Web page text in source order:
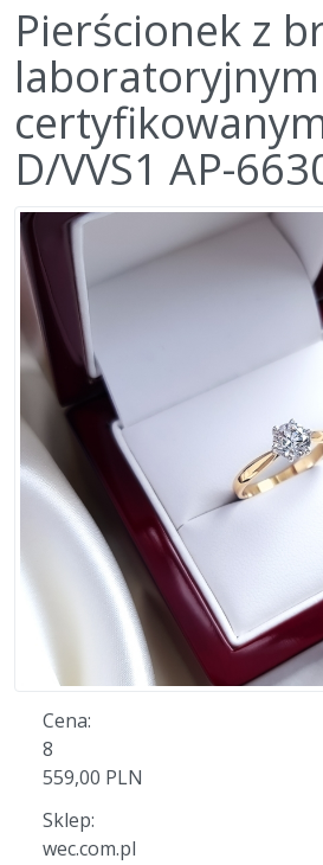
Pierścionek z
laboratoryjnym
D/VVS1 AP-
Cena:
8
559,00 PLN
Sklep:
wec.com.pl